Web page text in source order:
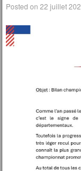
Posted on22 juillet